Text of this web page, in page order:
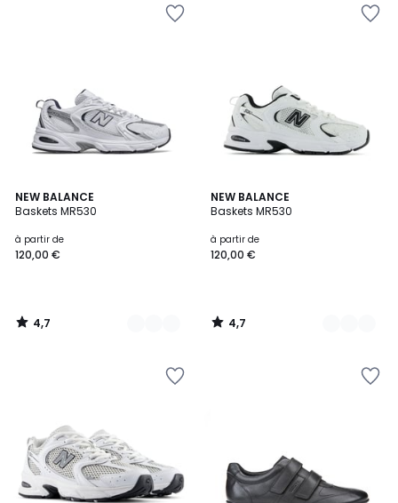
NEW BALANCE
Baskets MR530
à partir de
120,00 €
4,7
/ 5
2
Couleurs
4,7
/
NEW BALANCE
Baskets MR530
à partir de
120,00 €
4,7
/ 5
2
Couleurs
4,7
/